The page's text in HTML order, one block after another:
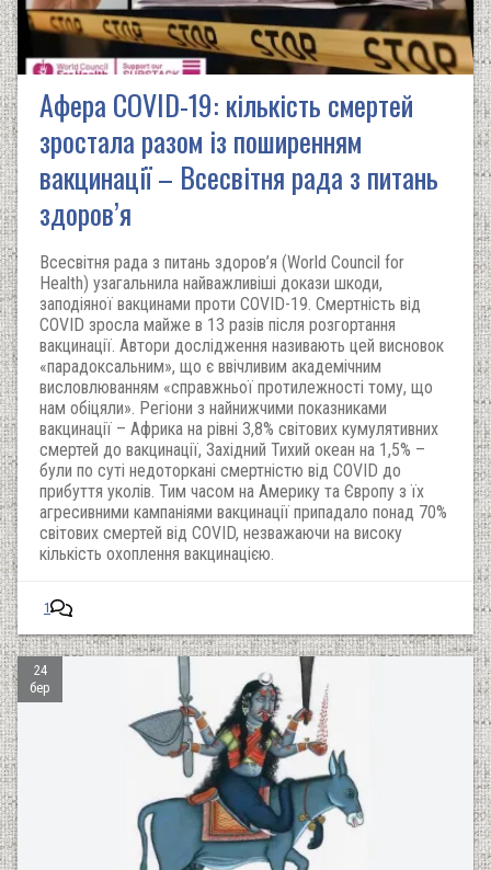
Афера COVID-19: кількість смертей
зростала разом із поширенням
вакцинації – Всесвітня рада з питань
здоров’я
Всесвітня рада з питань здоров’я (World Council for
Health) узагальнила найважливіші докази шкоди,
заподіяної вакцинами проти COVID-19. Смертність від
COVID зросла майже в 13 разів після розгортання
вакцинації. Автори дослідження називають цей висновок
«парадоксальним», що є ввічливим академічним
висловлюванням «справжньої протилежності тому, що
нам обіцяли». Регіони з найнижчими показниками
вакцинації – Африка на рівні 3,8% світових кумулятивних
смертей до вакцинації, Західний Тихий океан на 1,5% –
були по суті недоторкані смертністю від COVID до
прибуття уколів. Тим часом на Америку та Європу з їх
агресивними кампаніями вакцинації припадало понад 70%
світових смертей від COVID, незважаючи на високу
кількість охоплення вакцинацією.
1
24
бер